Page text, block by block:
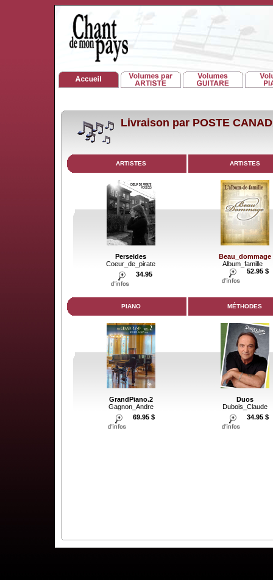
Livraison par POSTE
ARTISTES ARTISTES
Perseides
Coeur_de_pirate
34.95
Beau_dommage
Album_famille
52.95 $
PIANO MÉTHODES
GrandPiano.2
Gagnon_Andre
69.95 $
Duos
Dubois_Claude
34.95 $